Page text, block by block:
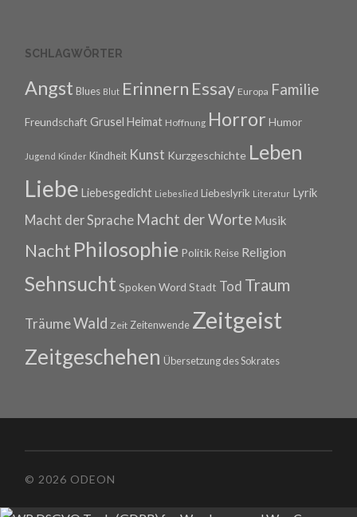
SCHLAGWÖRTER
Angst Blues Blut Erinnern Essay Europa Familie
Freundschaft Grusel Heimat Hoffnung Horror Humor
Jugend Kinder Kindheit Kunst Kurzgeschichte Leben
Liebe Liebesgedicht Liebeslied Liebeslyrik Literatur Lyrik
Macht der Sprache Macht der Worte Musik
Nacht Philosophie Politik Reise Religion
Sehnsucht Spoken Word Stadt Tod Traum
TräumeWald Zeit Zeitenwende Zeitgeist
Zeitgeschehen Übersetzung des Sokrates
© 2026 ODEON